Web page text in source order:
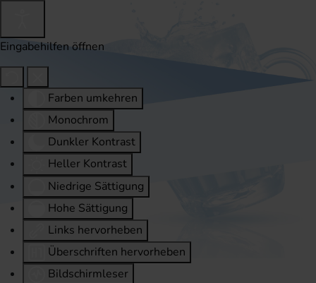
Eingabehilfen öffnen
Farben umkehren
Monochrom
Dunkler Kontrast
Heller Kontrast
Niedrige Sättigung
Hohe Sättigung
Links hervorheben
Überschriften hervorheben
Bildschirmleser